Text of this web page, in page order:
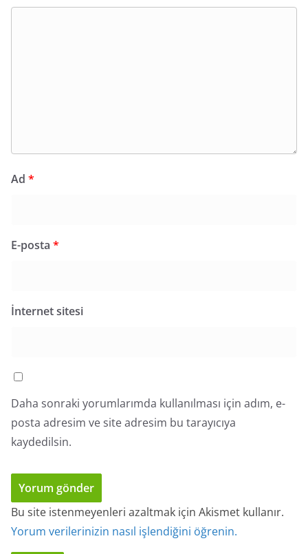
Ad *
E-posta *
İnternet sitesi
Daha sonraki yorumlarımda kullanılması için adım, e-
posta adresim ve site adresim bu tarayıcıya
kaydedilsin.
Bu site istenmeyenleri azaltmak için Akismet kullanır.
Yorum verilerinizin nasıl işlendiğini öğrenin.